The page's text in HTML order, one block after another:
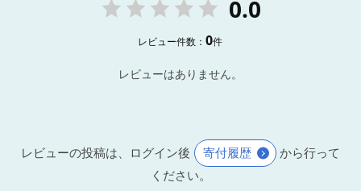
0.0
レビュー件数：0件
レビューはありません。
レビューの投稿は、ログイン後 寄付履歴
から行って
ください。